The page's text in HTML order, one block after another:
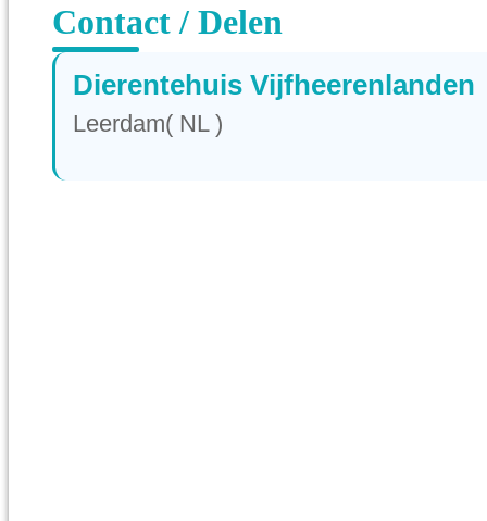
Contact / Delen
Dierentehuis Vijfheerenlanden
Leerdam( NL )